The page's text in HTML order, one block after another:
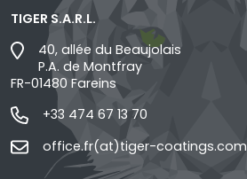
TIGER S.A.R.L.
40, allée du Beaujolais
P.A. de Montfray
FR-01480 Fareins
+33 474 67 13 70
office.fr(at)tiger-coatings.com